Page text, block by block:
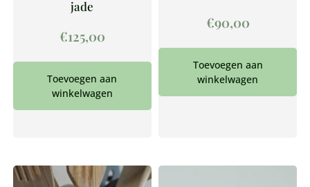
jade
€125,00
Toevoegen aan
winkelwagen
€90,00
Toevoegen aan
winkelwagen